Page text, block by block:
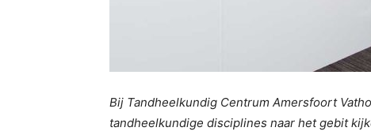
Bij Tandheelkundig Centrum Amersfoort
tandheelkundige disciplines naar het gebit